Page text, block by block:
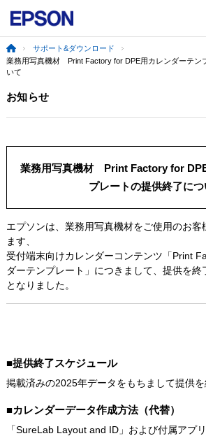
サポート&ダウンロード
業務用写真機材 Print Factory for DPE用カレンダーテン
いて
お知らせ
業務用写真機材 Print Factory for
プレートの提供終了につ
エプソンは、業務用写真機材をご使用のお客
ます、
受付端末向けカレンダーコンテンツ「Print
ダーテンプレート」につきまして、提供を終
となりました。
■提供終了スケジュール
掲載済みの2025年データをもちまして提供を
■カレンダーデータ作成方法（代替）
「SureLab Layout and ID」および付属アプ